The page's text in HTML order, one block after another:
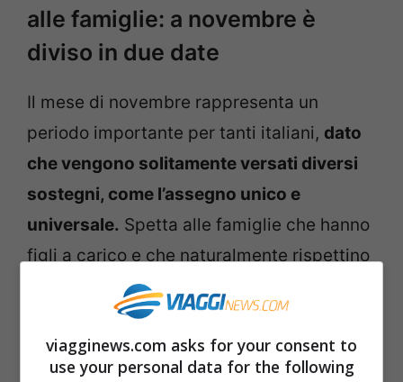
alle famiglie: a novembre è
diviso in due date
Il mese di novembre rappresenta un
periodo importante per tanti italiani, dato
che vengono solitamente versati diversi
sostegni, come l’assegno unico e
universale. Spetta alle famiglie che hanno
figli a carico e che naturalmente rispettino
tutti i requisiti per poterlo ricevere. L’INPS
ha stabilito, come ogni anno, un calendario
per il versamento delle prestazioni
economiche, in modo da garantire
viagginews.com asks for your consent to
use your personal data for the following